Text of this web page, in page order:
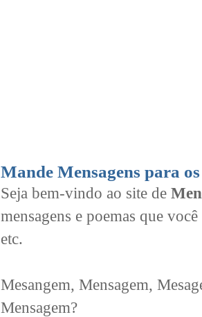
Mande Mensagens para
Seja bem-vindo ao site de
mensagens e poemas que
etc.
Mesangem, Mensagem,
Mensagem?